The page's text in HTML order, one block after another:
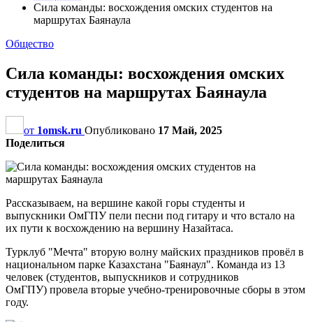
Сила команды: восхождения омских студентов на
маршрутах Баянаула
Общество
Сила команды: восхождения омских
студентов на маршрутах Баянаула
от 1omsk.ru Опубликовано 17 Май, 2025
Поделиться
Рассказываем, на вершине какой горы студенты и
выпускники ОмГПУ пели песни под гитару и что встало на
их пути к восхождению на вершину Назайтаса.
Турклуб "Мечта" вторую волну майских праздников провёл в
национальном парке Казахстана "Баянаул". Команда из 13
человек (студентов, выпускников и сотрудников
ОмГПУ) провела вторые учебно-тренировочные сборы в этом
году.